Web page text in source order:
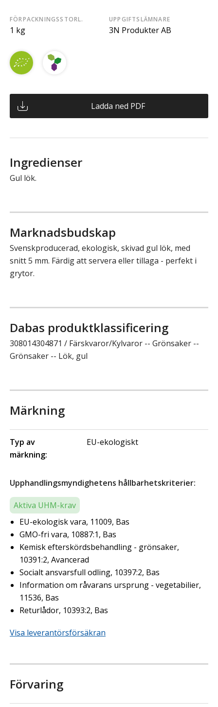
FÖRPACKNINGSSTORL.
1 kg
UPPGIFTSLÄMNARE
3N Produkter AB
Ladda ned PDF
Ingredienser
Gul lök.
Marknadsbudskap
Svenskproducerad, ekologisk, skivad gul lök, med
snitt 5 mm. Färdig att servera eller tillaga - perfekt i
grytor.
Dabas produktklassificering
308014304871 / Färskvaror/Kylvaror -- Grönsaker --
Grönsaker -- Lök, gul
Märkning
Typ av
märkning:
EU-ekologiskt
Upphandlingsmyndighetens hållbarhetskriterier:
Aktiva UHM-krav
EU-ekologisk vara, 11009, Bas
GMO-fri vara, 10887:1, Bas
Kemisk efterskördsbehandling - grönsaker,
10391:2, Avancerad
Socialt ansvarsfull odling, 10397:2, Bas
Information om råvarans ursprung - vegetabilier,
11536, Bas
Returlådor, 10393:2, Bas
Visa leverantörsförsäkran
Förvaring